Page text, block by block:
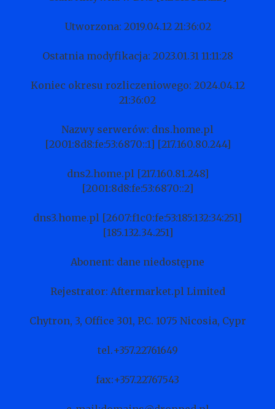
Utworzona: 2019.04.12 21:36:02
Ostatnia modyfikacja: 2023.01.31 11:11:28
Koniec okresu rozliczeniowego: 2024.04.12
21:36:02
Nazwy serwerów: dns.home.pl
[2001:8d8:fe:53:6870::1] [217.160.80.244]
dns2.home.pl [217.160.81.248]
[2001:8d8:fe:53:6870::2]
dns3.home.pl [2607:f1c0:fe:53:185:132:34:251]
[185.132.34.251]
Abonent: dane niedostępne
Rejestrator: Aftermarket.pl Limited
Chytron, 3, Office 301, P.C. 1075 Nicosia, Cypr
tel.+357.22761649
fax:+357.22767543